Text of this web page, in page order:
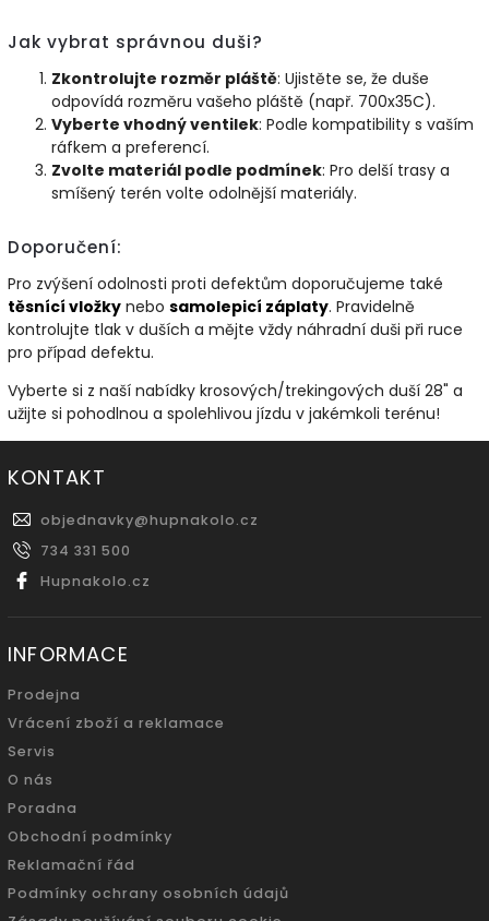
Jak vybrat správnou duši?
Zkontrolujte rozměr pláště: Ujistěte se, že duše
odpovídá rozměru vašeho pláště (např. 700x35C).
Vyberte vhodný ventilek: Podle kompatibility s vaším
ráfkem a preferencí.
Zvolte materiál podle podmínek: Pro delší trasy a
smíšený terén volte odolnější materiály.
Doporučení:
Pro zvýšení odolnosti proti defektům doporučujeme také
těsnící vložky nebo samolepicí záplaty. Pravidelně
kontrolujte tlak v duších a mějte vždy náhradní duši při ruce
pro případ defektu.
Vyberte si z naší nabídky krosových/trekingových duší 28" a
užijte si pohodlnou a spolehlivou jízdu v jakémkoli terénu!
KONTAKT
objednavky@hupnakolo.cz
734 331 500
Hupnakolo.cz
INFORMACE
Prodejna
Vrácení zboží a reklamace
Servis
O nás
Poradna
Obchodní podmínky
Reklamační řád
Podmínky ochrany osobních údajů